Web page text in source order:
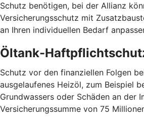
Schutz benötigen, bei der Allianz
Versicherungsschutz mit
an Ihren individuellen Bedarf
Öltank-
Schutz vor den finanziellen Folgen
ausgelaufenes Heizöl, zum Beispiel
Grundwassers oder Schäden an der
Versicherungssumme von 75